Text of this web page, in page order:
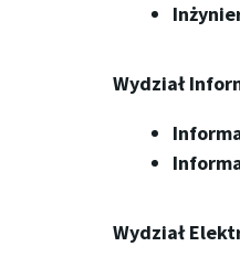
Wydział
Wydział